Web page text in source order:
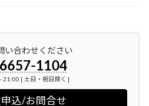
い合わせください
1104
21:00 [ 土日・祝日除く ]
込/お問合せ